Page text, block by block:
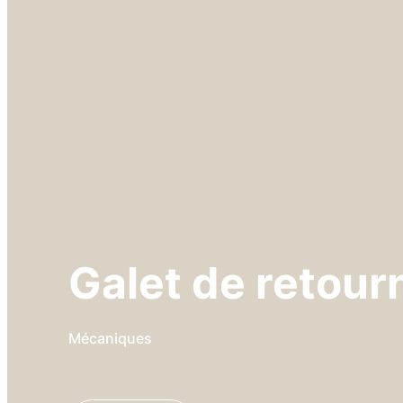
Galet de
Mécaniques